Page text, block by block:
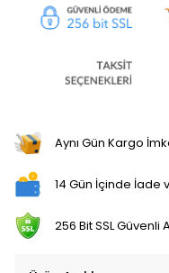
Aynı Gün Kargo
14 Gün İçinde İade
256 Bit SSL Güvenli